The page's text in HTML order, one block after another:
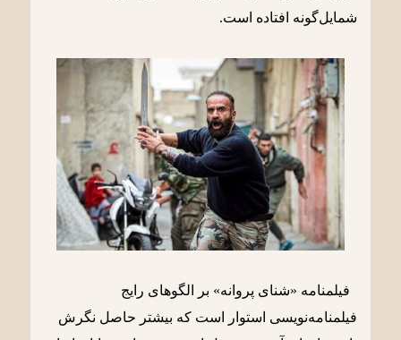
شمایل‌گونه افتاده است.
فیلمنامه «شنای پروانه» بر الگوهای رایج
فیلمنامه‌نویسی استوار است که بیشتر حاصل نگرش